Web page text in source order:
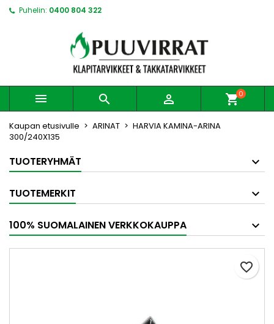
Puhelin: 0400 804 322
   shopping_cart0
Kaupan etusivulle ARINAT
HARVIA KAMINA-ARINA
300/240X135
TUOTERYHMÄT
TUOTEMERKIT
100% SUOMALAINEN VERKKOKAUPPA
favorite_border